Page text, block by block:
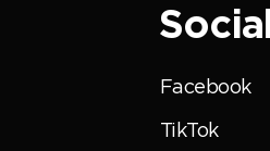
Facebook
TikTok